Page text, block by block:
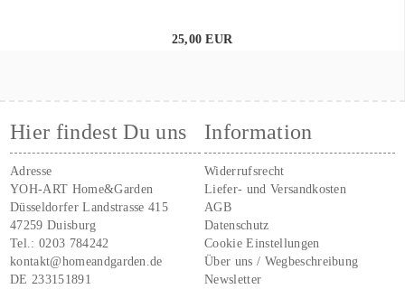
25,00 EUR
Hier findest Du uns
Adresse
YOH-ART Home&Garden
Düsseldorfer Landstrasse 415
47259 Duisburg
Tel.:0203 784242
kontakt@homeandgarden.de
DE 233151891
Information
Widerrufsrecht
Liefer- und Versandkosten
AGB
Datenschutz
Cookie Einstellungen
Über uns / Wegbeschreibung
Newsletter